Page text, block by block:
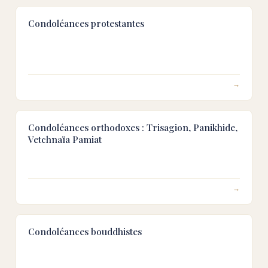
Condoléances protestantes
→
Condoléances orthodoxes : Trisagion, Panikhide,
Vetchnaïa Pamiat
→
Condoléances bouddhistes